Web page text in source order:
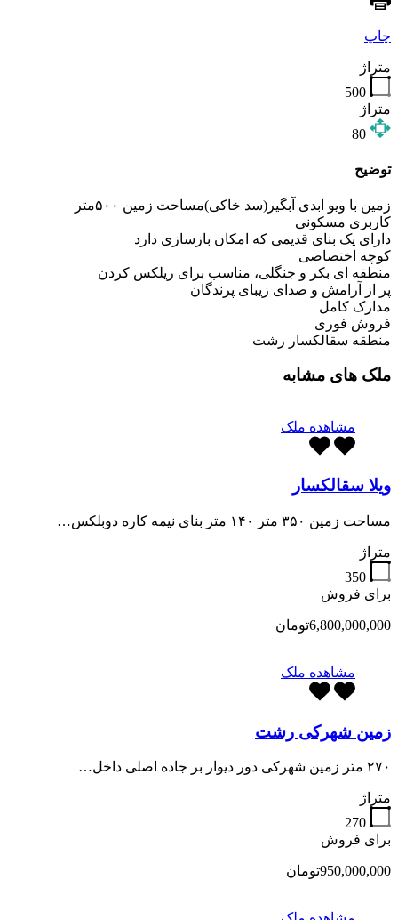
چاپ
متراژ
500
متراژ
80
توضیح
زمین با ویو ابدی آبگیر(سد خاکی)مساحت زمین ۵۰۰متر
کاربری مسکونی
دارای یک بنای قدیمی که امکان بازسازی دارد
کوچه اختصاصی
منطقه ای بکر و جنگلی، مناسب برای ریلکس کردن
پر از آرامش و صدای زیبای پرندگان
مدارک کامل
فروش فوری
منطقه سقالکسار رشت
ملک های مشابه
مشاهده ملک
ویلا سقالکسار
مساحت زمین ۳۵۰ متر ۱۴۰ متر بنای نیمه کاره دوبلکس…
متراژ
350
برای فروش
6,800,000,000تومان
مشاهده ملک
زمین شهرکی رشت
۲۷۰ متر زمین شهرکی دور دیوار بر جاده اصلی داخل…
متراژ
270
برای فروش
950,000,000تومان